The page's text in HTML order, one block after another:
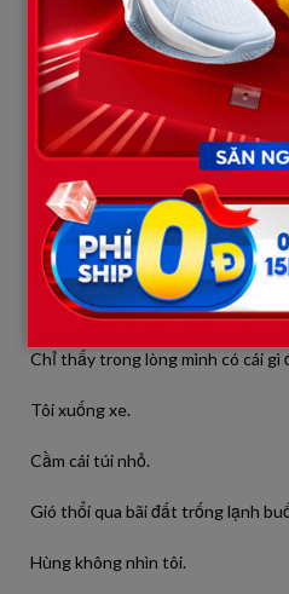
“Vậy con chở mẹ ra đây làm gì?”
Nó nói nhỏ:
“Ở đây có trạm xe buýt. Mẹ bắt
Tôi im lặng rất lâu.
Không khóc.
Không trách.
Chỉ thấy trong lòng mình có cái gì
Tôi xuống xe.
Cầm cái túi nhỏ.
Gió thổi qua bãi đất trống lạnh
Hùng không nhìn tôi.